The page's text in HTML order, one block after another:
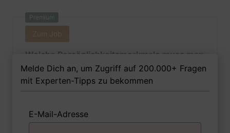
Premium
Zum Job
Welche Persönlichkeitsmerkmale muss man
als Musical-Darstellerin Ihrer Meinung nach
besitzen, um in dem Job erfolgreich zu
sein?
Melde Dich an, um Zugriff auf 200.000+ Fragen
mit Experten-Tipps zu bekommen
E-Mail-Adresse